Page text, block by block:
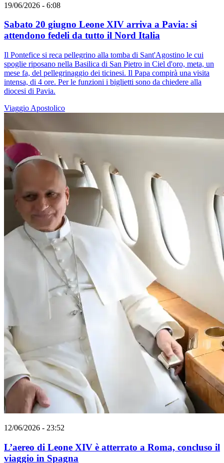
19/06/2026 - 6:08
Sabato 20 giugno Leone XIV arriva a Pavia: si
attendono fedeli da tutto il Nord Italia
Il Pontefice si reca pellegrino alla tomba di Sant'Agostino le cui
spoglie riposano nella Basilica di San Pietro in Ciel d'oro, meta, un
mese fa, del pellegrinaggio dei ticinesi. Il Papa compirà una visita
intensa, di 4 ore. Per le funzioni i biglietti sono da chiedere alla
diocesi di Pavia.
Viaggio Apostolico
12/06/2026 - 23:52
L’aereo di Leone XIV è atterrato a Roma, concluso il
viaggio in Spagna